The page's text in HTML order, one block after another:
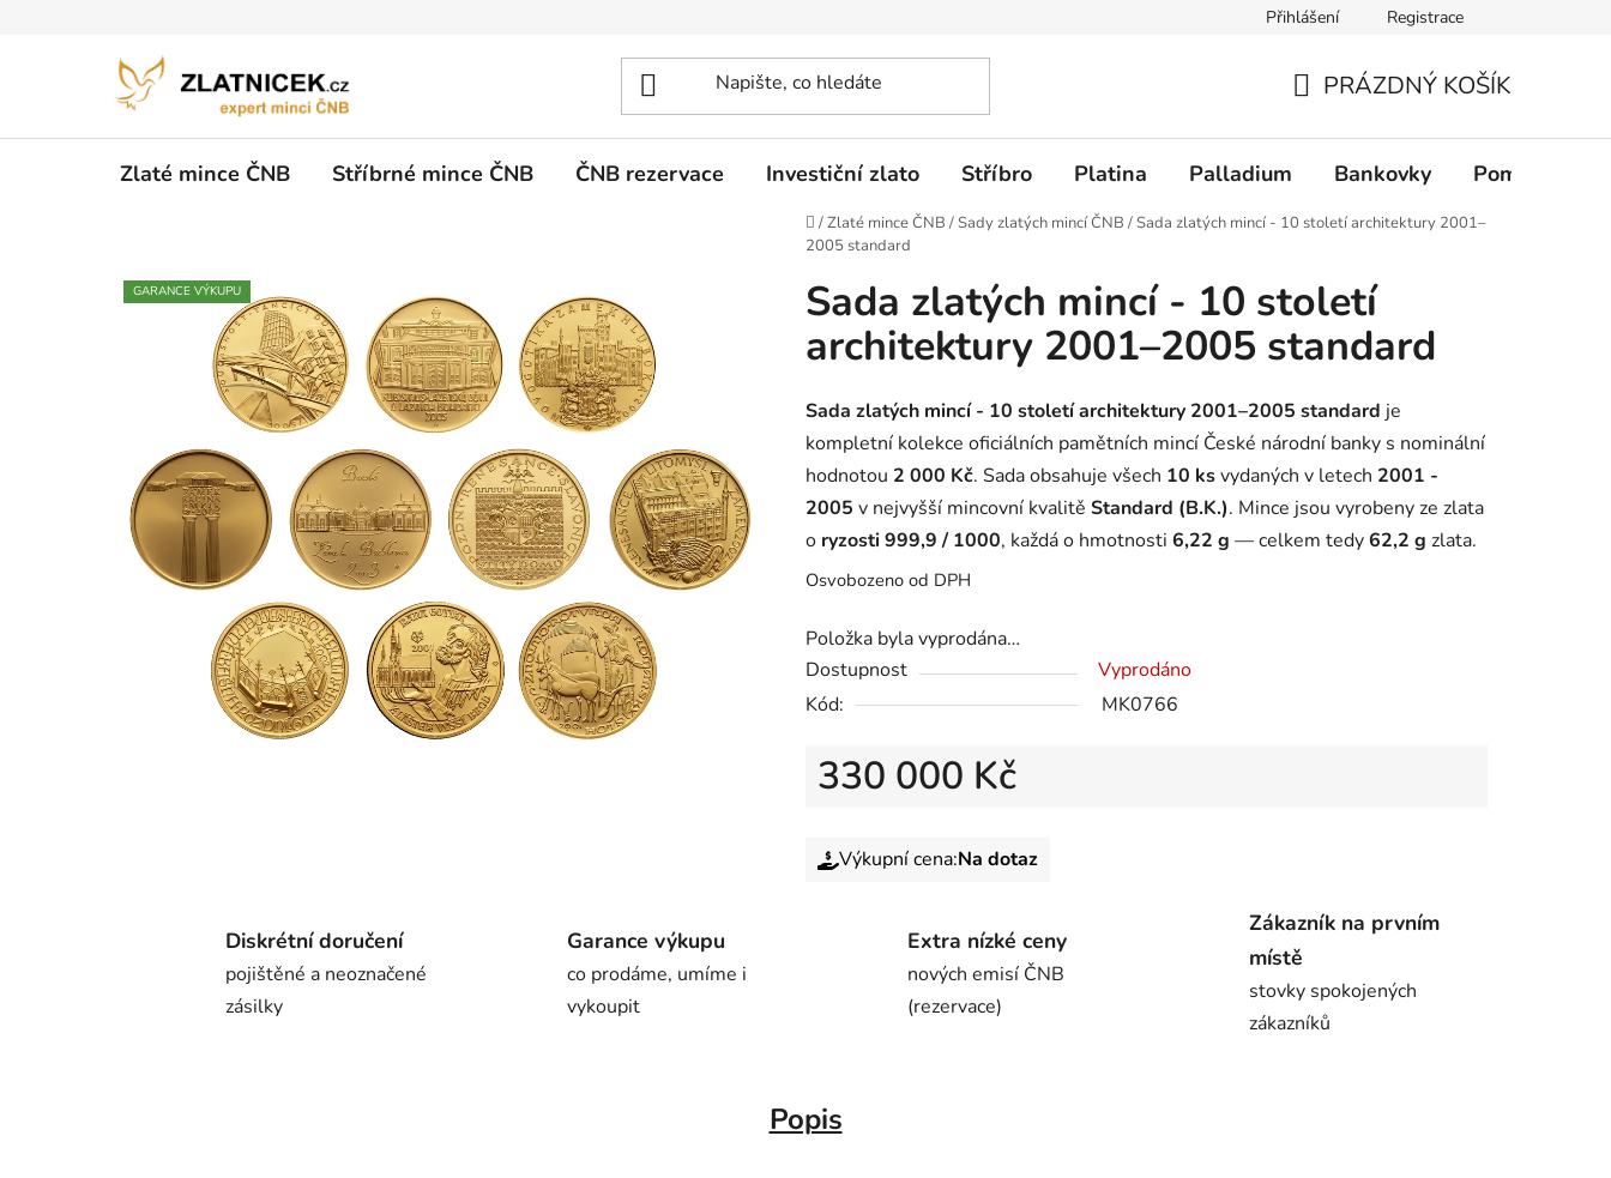
Přihlášení Registrace
PRÁZDNÝ KOŠÍK
Zlaté mince ČNB Stříbrné mince ČNB ČNB rezervace Investiční zlato Stříbro Platina Palladium Bankovky Pomůcky
Domů
/Zlaté mince ČNB /Sady zlatých mincí ČNB /Sada zlatých mincí - 10 století architektury 2001–
2005 standard
Sada zlatých mincí - 10 století
architektury 2001–2005 standard
Sada zlatých mincí - 10 století architektury 2001–2005 standard je
kompletní kolekce oficiálních pamětních mincí České národní banky s nominální
hodnotou 2 000 Kč. Sada obsahuje všech 10 ksvydaných v letech 2001 -
2005 v nejvyšší mincovní kvalitě Standard (B.K.). Mince jsou vyrobeny ze zlata
o ryzosti 999,9 / 1000, každá o hmotnosti 6,22 g — celkem tedy62,2 g zlata.
Osvobozeno od DPH
Položka byla vyprodána…
Dostupnost
Vyprodáno
Kód:
MK0766
330 000 Kč
Výkupní cena:Na dotaz
GARANCE VÝKUPU
Diskrétní doručení
pojištěné a neoznačené
zásilky
Garance výkupu
co prodáme, umíme i
vykoupit
Extra nízké ceny
nových emisí ČNB
(rezervace)
Zákazník na prvním
místě
stovky spokojených
zákazníků
Popis